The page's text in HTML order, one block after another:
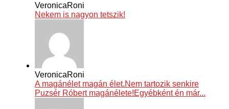
VeronicaRoni
Nekem is nagyon tetszik!
VeronicaRoni
A magánélet magán élet.Nem tartozik senkire
Puzsér Róbert magánélete!Egyébként én már...